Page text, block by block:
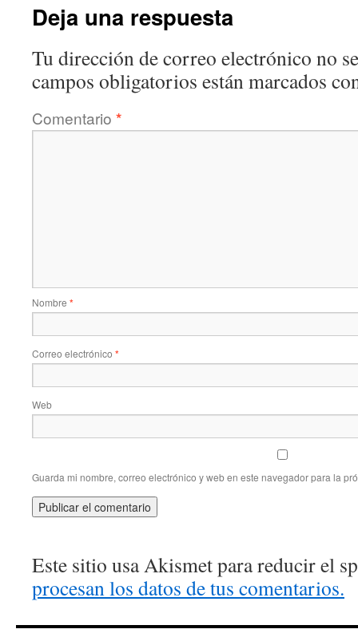
Deja una respuesta
Tu dirección de correo electrónico no
campos obligatorios están marcados
Comentario *
Nombre *
Correo electrónico *
Web
Guarda mi nombre, correo electrónico y web en este navegador para la
Este sitio usa Akismet para reducir el
procesan los datos de tus comentarios.